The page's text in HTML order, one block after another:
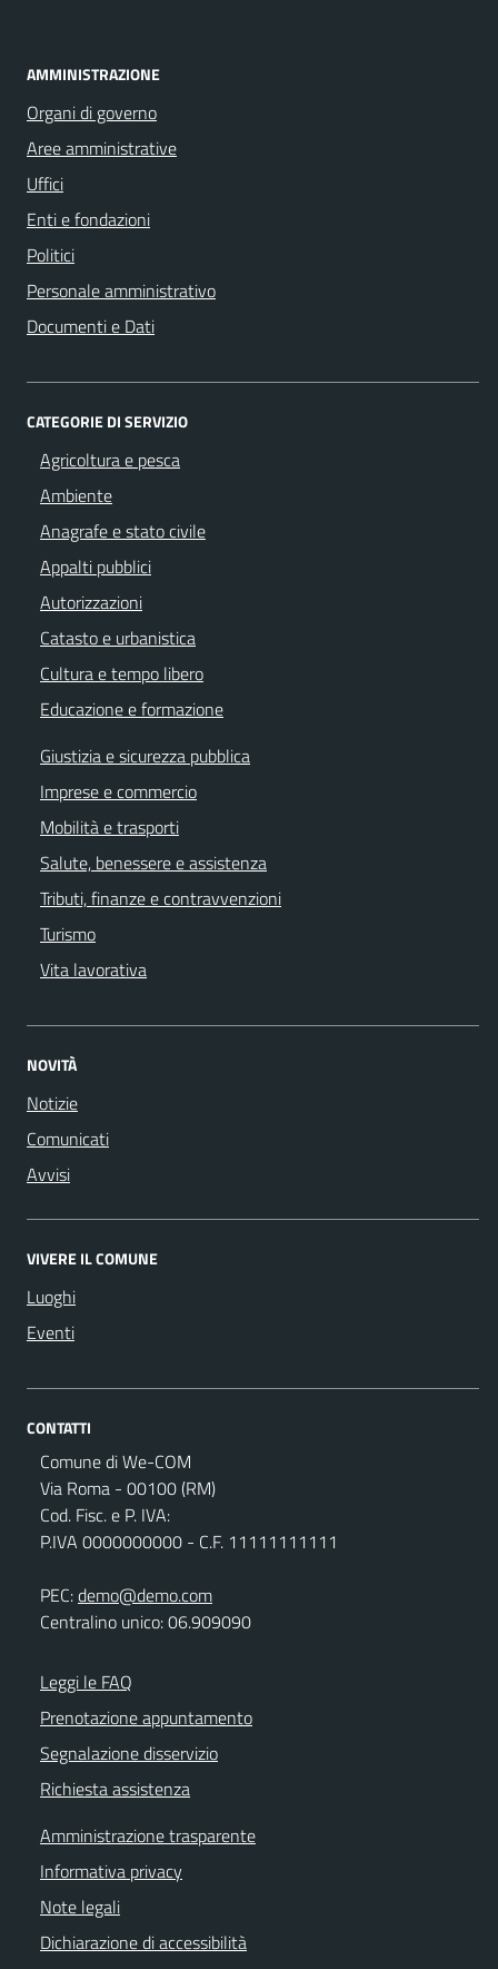
AMMINISTRAZIONE
Organi di governo
Aree amministrative
Uffici
Enti e fondazioni
Politici
Personale amministrativo
Documenti e Dati
CATEGORIE DI SERVIZIO
Agricoltura e pesca
Ambiente
Anagrafe e stato civile
Appalti pubblici
Autorizzazioni
Catasto e urbanistica
Cultura e tempo libero
Educazione e formazione
Giustizia e sicurezza pubblica
Imprese e commercio
Mobilità e trasporti
Salute, benessere e assistenza
Tributi, finanze e contravvenzioni
Turismo
Vita lavorativa
NOVITÀ
Notizie
Comunicati
Avvisi
VIVERE IL COMUNE
Luoghi
Eventi
CONTATTI
Comune di We-COM
Via Roma - 00100 (RM)
Cod. Fisc. e P. IVA:
P.IVA 0000000000 - C.F. 11111111111
PEC:demo@demo.com
Centralino unico: 06.909090
Leggi le FAQ
Prenotazione appuntamento
Segnalazione disservizio
Richiesta assistenza
Amministrazione trasparente
Informativa privacy
Note legali
Dichiarazione di accessibilità